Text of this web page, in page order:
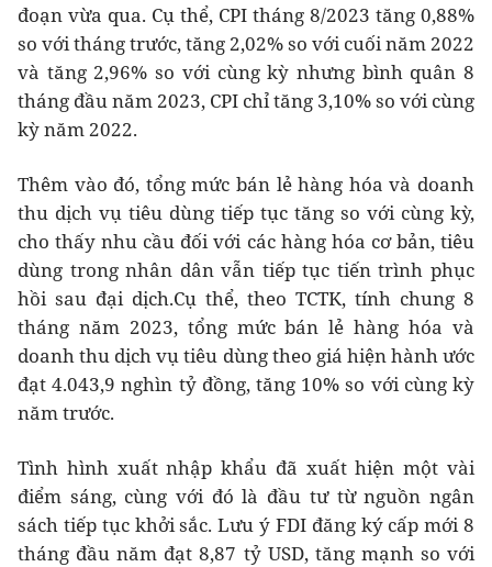
đoạn vừa qua. Cụ thể, CPI tháng 8/2023 tăng 0,88%
so với tháng trước, tăng 2,02% so với cuối năm 2022
và tăng 2,96% so với cùng kỳ nhưng bình quân 8
tháng đầu năm 2023, CPI chỉ tăng 3,10% so với cùng
kỳ năm 2022.
Thêm vào đó, tổng mức bán lẻ hàng hóa và doanh
thu dịch vụ tiêu dùng tiếp tục tăng so với cùng kỳ,
cho thấy nhu cầu đối với các hàng hóa cơ bản, tiêu
dùng trong nhân dân vẫn tiếp tục tiến trình phục
hồi sau đại dịch.Cụ thể, theo TCTK, tính chung 8
tháng năm 2023, tổng mức bán lẻ hàng hóa và
doanh thu dịch vụ tiêu dùng theo giá hiện hành ước
đạt 4.043,9 nghìn tỷ đồng, tăng 10% so với cùng kỳ
năm trước.
Tình hình xuất nhập khẩu đã xuất hiện một vài
điểm sáng, cùng với đó là đầu tư từ nguồn ngân
sách tiếp tục khởi sắc. Lưu ý FDI đăng ký cấp mới 8
tháng đầu năm đạt 8,87 tỷ USD, tăng mạnh so với